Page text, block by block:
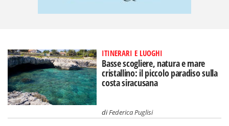
ITINERARI E LUOGHI
Basse scogliere, natura e mare
cristallino: il piccolo paradiso sulla
costa siracusana
diFederica Puglisi